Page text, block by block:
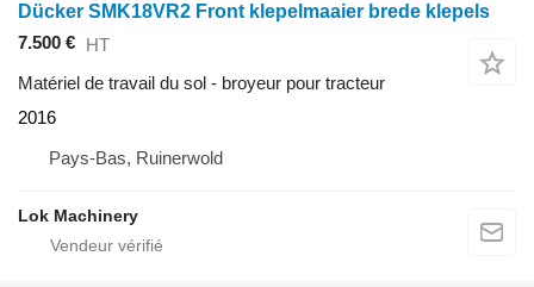
Dücker SMK18VR2 Front klepelmaaier brede klepels
7.500 € HT
Matériel de travail du sol - broyeur pour tracteur
2016
Pays-Bas, Ruinerwold
Lok Machinery